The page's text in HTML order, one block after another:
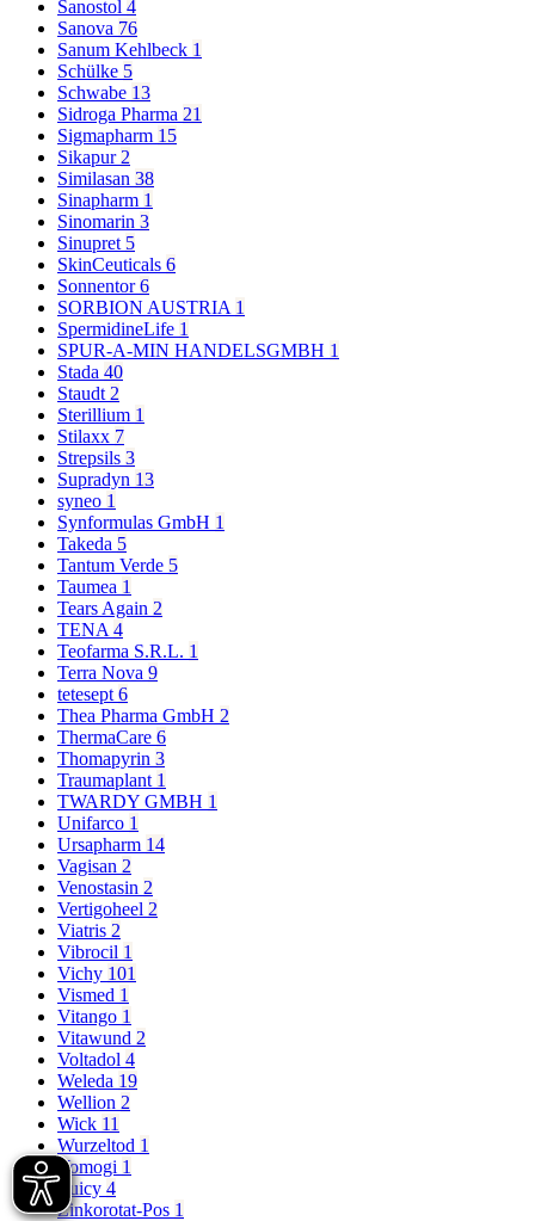
Sanostol 4
Sanova 76
Sanum Kehlbeck 1
Schülke 5
Schwabe 13
Sidroga Pharma 21
Sigmapharm 15
Sikapur 2
Similasan 38
Sinapharm 1
Sinomarin 3
Sinupret 5
SkinCeuticals 6
Sonnentor6
SORBION AUSTRIA 1
SpermidineLife 1
SPUR-A-MIN HANDELSGMBH 1
Stada 40
Staudt 2
Sterillium 1
Stilaxx 7
Strepsils 3
Supradyn 13
syneo 1
Synformulas GmbH 1
Takeda 5
Tantum Verde 5
Taumea 1
Tears Again 2
TENA 4
Teofarma S.R.L. 1
Terra Nova 9
tetesept 6
Thea Pharma GmbH 2
ThermaCare 6
Thomapyrin 3
Traumaplant 1
TWARDY GMBH 1
Unifarco 1
Ursapharm 14
Vagisan 2
Venostasin 2
Vertigoheel 2
Viatris 2
Vibrocil 1
Vichy 101
Vismed 1
Vitango 1
Vitawund 2
Voltadol 4
Weleda 19
Wellion 2
Wick 11
Wurzeltod 1
Yomogi 1
Yuicy 4
Zinkorotat-Pos 1